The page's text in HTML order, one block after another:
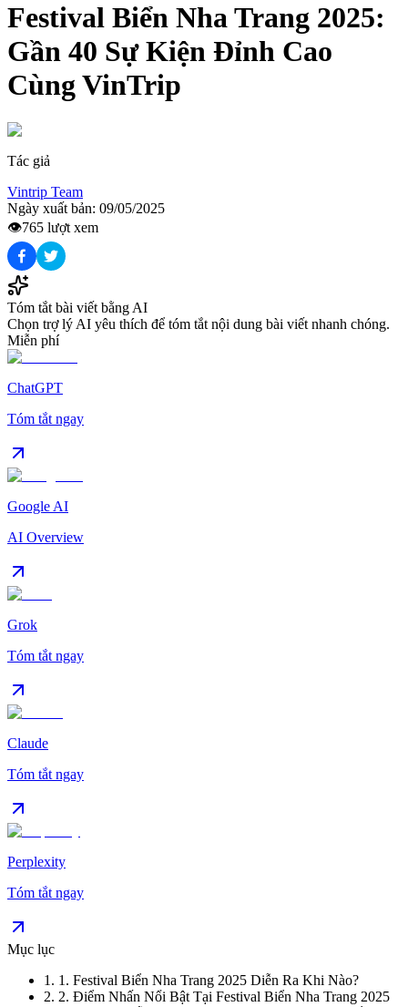
Festival Biển Nha Trang 2025:
Gần 40 Sự Kiện Đỉnh Cao
Cùng VinTrip
Tác giả
Vintrip Team
Ngày xuất bản: 09/05/2025
👁️765 lượt xem
Tóm tắt bài viết bằng AI
Chọn trợ lý AI yêu thích để tóm tắt nội dung bài viết nhanh chóng.
Miễn phí
ChatGPT
Tóm tắt ngay
Google AI
AI Overview
Grok
Tóm tắt ngay
Claude
Tóm tắt ngay
Perplexity
Tóm tắt ngay
Mục lục
1 . 1. Festival Biển Nha Trang 2025 Diễn Ra Khi Nào?
2. 2. Điểm Nhấn Nổi Bật Tại Festival Biển Nha Trang 2025